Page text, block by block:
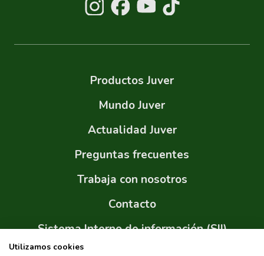
Productos Juver
Mundo Juver
Actualidad Juver
Preguntas frecuentes
Trabaja con nosotros
Contacto
Sistema Interno de información (SII)
Utilizamos cookies